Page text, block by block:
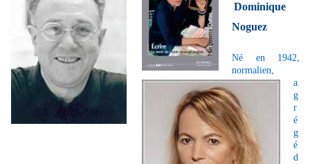
Dominique
Noguez
Né en 1942,
normalien,
a
g
r
é
g
é
d